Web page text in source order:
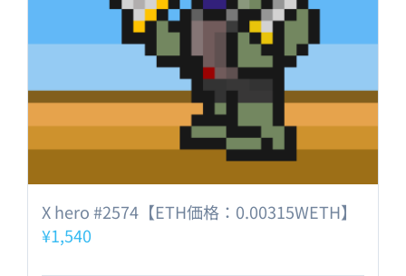
X hero #2574【ETH価格：0.00315WETH】
¥1,540